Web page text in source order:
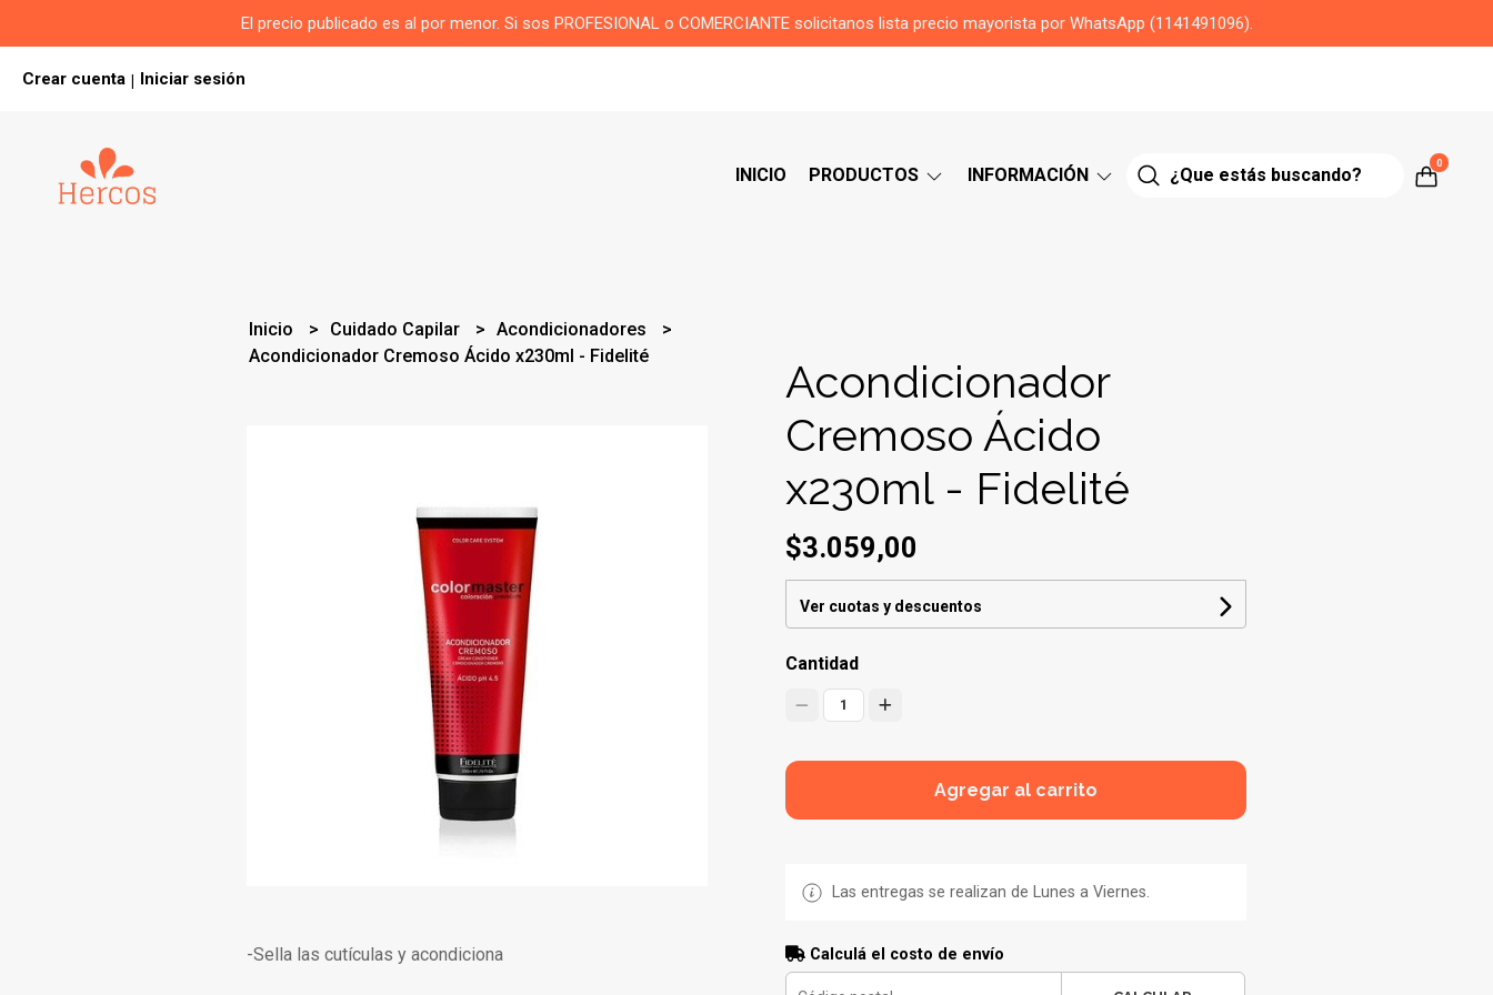
El precio publicado es al por menor. Si sos PROFESIONAL o COMERCIANTE solicitanos lista precio mayorista por WhatsApp (1141491096).
Crear cuenta | Iniciar sesión
INICIO PRODUCTOS INFORMACIÓN
0
Inicio Cuidado Capilar
Acondicionadores
Acondicionador Cremoso Ácido x230ml - Fidelité
-Sella las cutículas y acondiciona
Acondicionador
Cremoso Ácido
x230ml - Fidelité
$3.059,00
Ver cuotas y descuentos
Cantidad
1
Agregar al carrito
Las entregas se realizan de Lunes a Viernes.
Calculá el costo de envío